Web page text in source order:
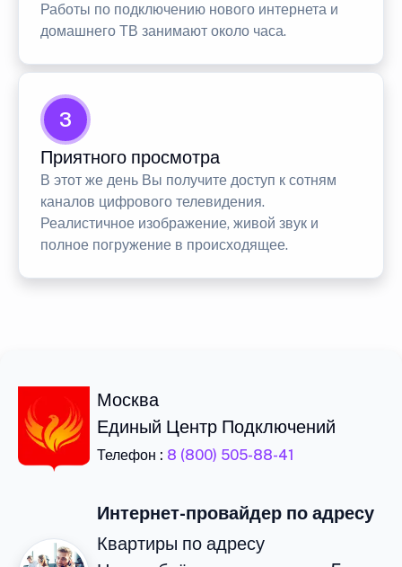
Работы по подключению нового интернета и
домашнего ТВ занимают около часа.
3
Приятного просмотра
В этот же день Вы получите доступ к сотням
каналов цифрового телевидения.
Реалистичное изображение, живой звук и
полное погружение в происходящее.
Москва
Единый Центр Подключений
Телефон : 8 (800) 505-88-41
Интернет-провайдер по адресу
Квартиры по адресу